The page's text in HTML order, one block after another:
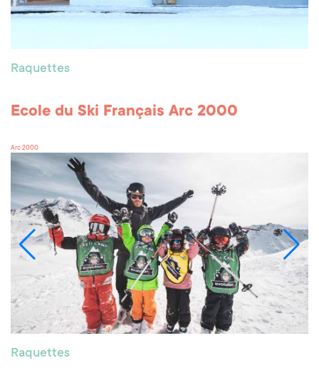
Raquettes
Ecole du Ski Français Arc 2000
Arc 2000
Raquettes